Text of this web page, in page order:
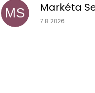
MS Markéta
Hodnocení
7.8.2026